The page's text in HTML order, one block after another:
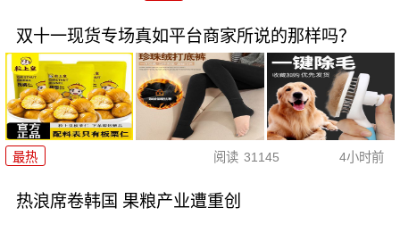
双十一现货专场真如平台商家所说的那样吗？
最热 阅读 31145 4小时前
热浪席卷韩国 果粮产业遭重创